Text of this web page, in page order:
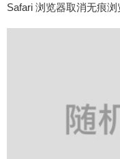
Safari 浏览器取消无痕浏